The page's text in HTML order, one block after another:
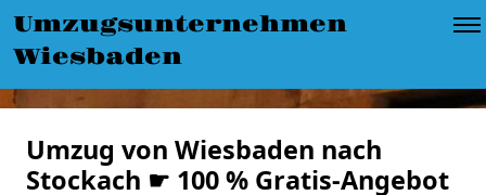
Umzugsunternehmen
Wiesbaden
Umzug von Wiesbaden nach
Stockach ☛ 100 % Gratis-Angebot